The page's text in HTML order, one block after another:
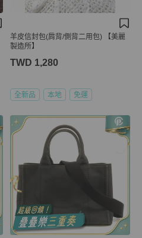
羊皮信封包(肩背/側背二用包) 【美麗
製造所】
TWD 1,280
全新品 本地 免運